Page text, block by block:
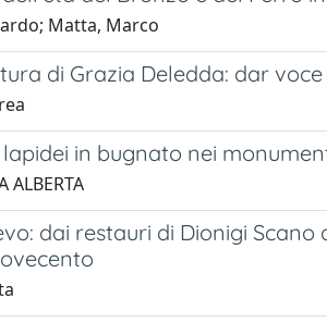
Matta, Marco
di Grazia Deledda: dar
lapidei in bugnato nei
ALBERTA
dai restauri di Dionigi